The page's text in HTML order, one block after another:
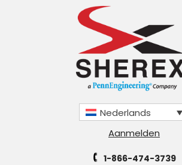
Nederlands
Aanmelden
1-866-474-3739